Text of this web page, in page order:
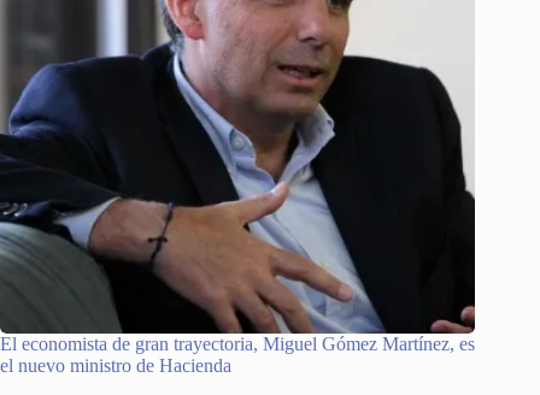
El economista de gran trayectoria, Miguel Gómez Martínez, es
el nuevo ministro de Hacienda